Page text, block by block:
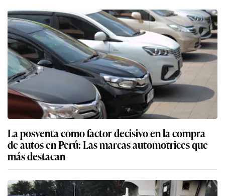
La posventa como factor decisivo en la compra
de autos en Perú: Las marcas automotrices que
más destacan